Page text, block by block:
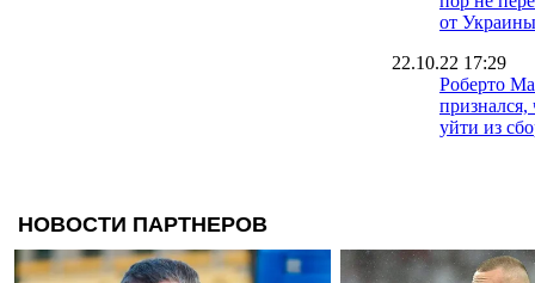
от Украины
22.10.22 17:29
Роберто
признался,
уйти из
28.09.22 18:11